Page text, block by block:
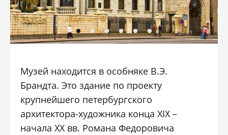
Музей находится в особняке В.Э.
Брандта. Это здание по проекту
крупнейшего петербургского
архитектора-художника конца XIX –
начала XX вв. Романа Федоровича